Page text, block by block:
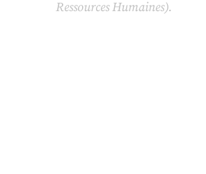
Ressources Humaines).